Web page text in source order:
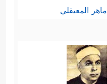
ماهر المعيقلي